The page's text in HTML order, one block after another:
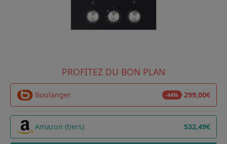
PROFITEZ DU BON PLAN
Boulanger -44% 299,00€
Amazon (tiers) 532,49€